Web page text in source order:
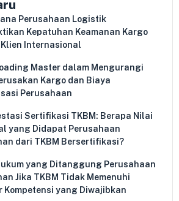
Perusahaan Logistik
Kepatuhan Keamanan Kargo
Internasional
Master dalam Mengurangi
Kargo dan Biaya
Perusahaan
Sertifikasi TKBM: Berapa Nilai
yang Didapat Perusahaan
dari TKBM Bersertifikasi?
yang Ditanggung Perusahaan
Jika TKBM Tidak Memenuhi
Kompetensi yang Diwajibkan